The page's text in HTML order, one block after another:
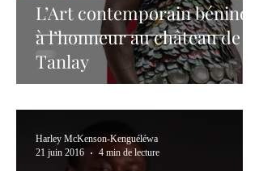
L’Art contemporain béninois
à l’honneur au château de
Tanlay
Harley McKenson-Kenguéléwa
21 juin 2016
4 min de lecture